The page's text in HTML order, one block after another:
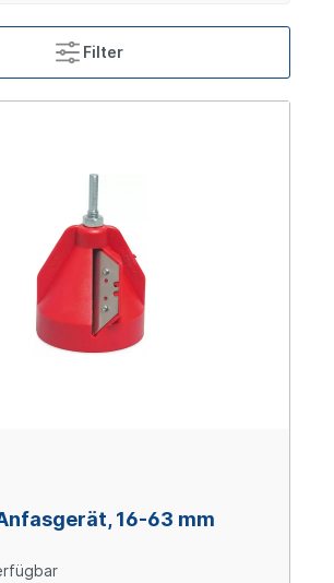
Filter
16-63 mm